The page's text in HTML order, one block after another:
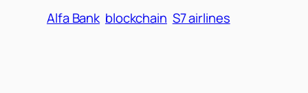
Alfa Bank blockchain S7 airlines